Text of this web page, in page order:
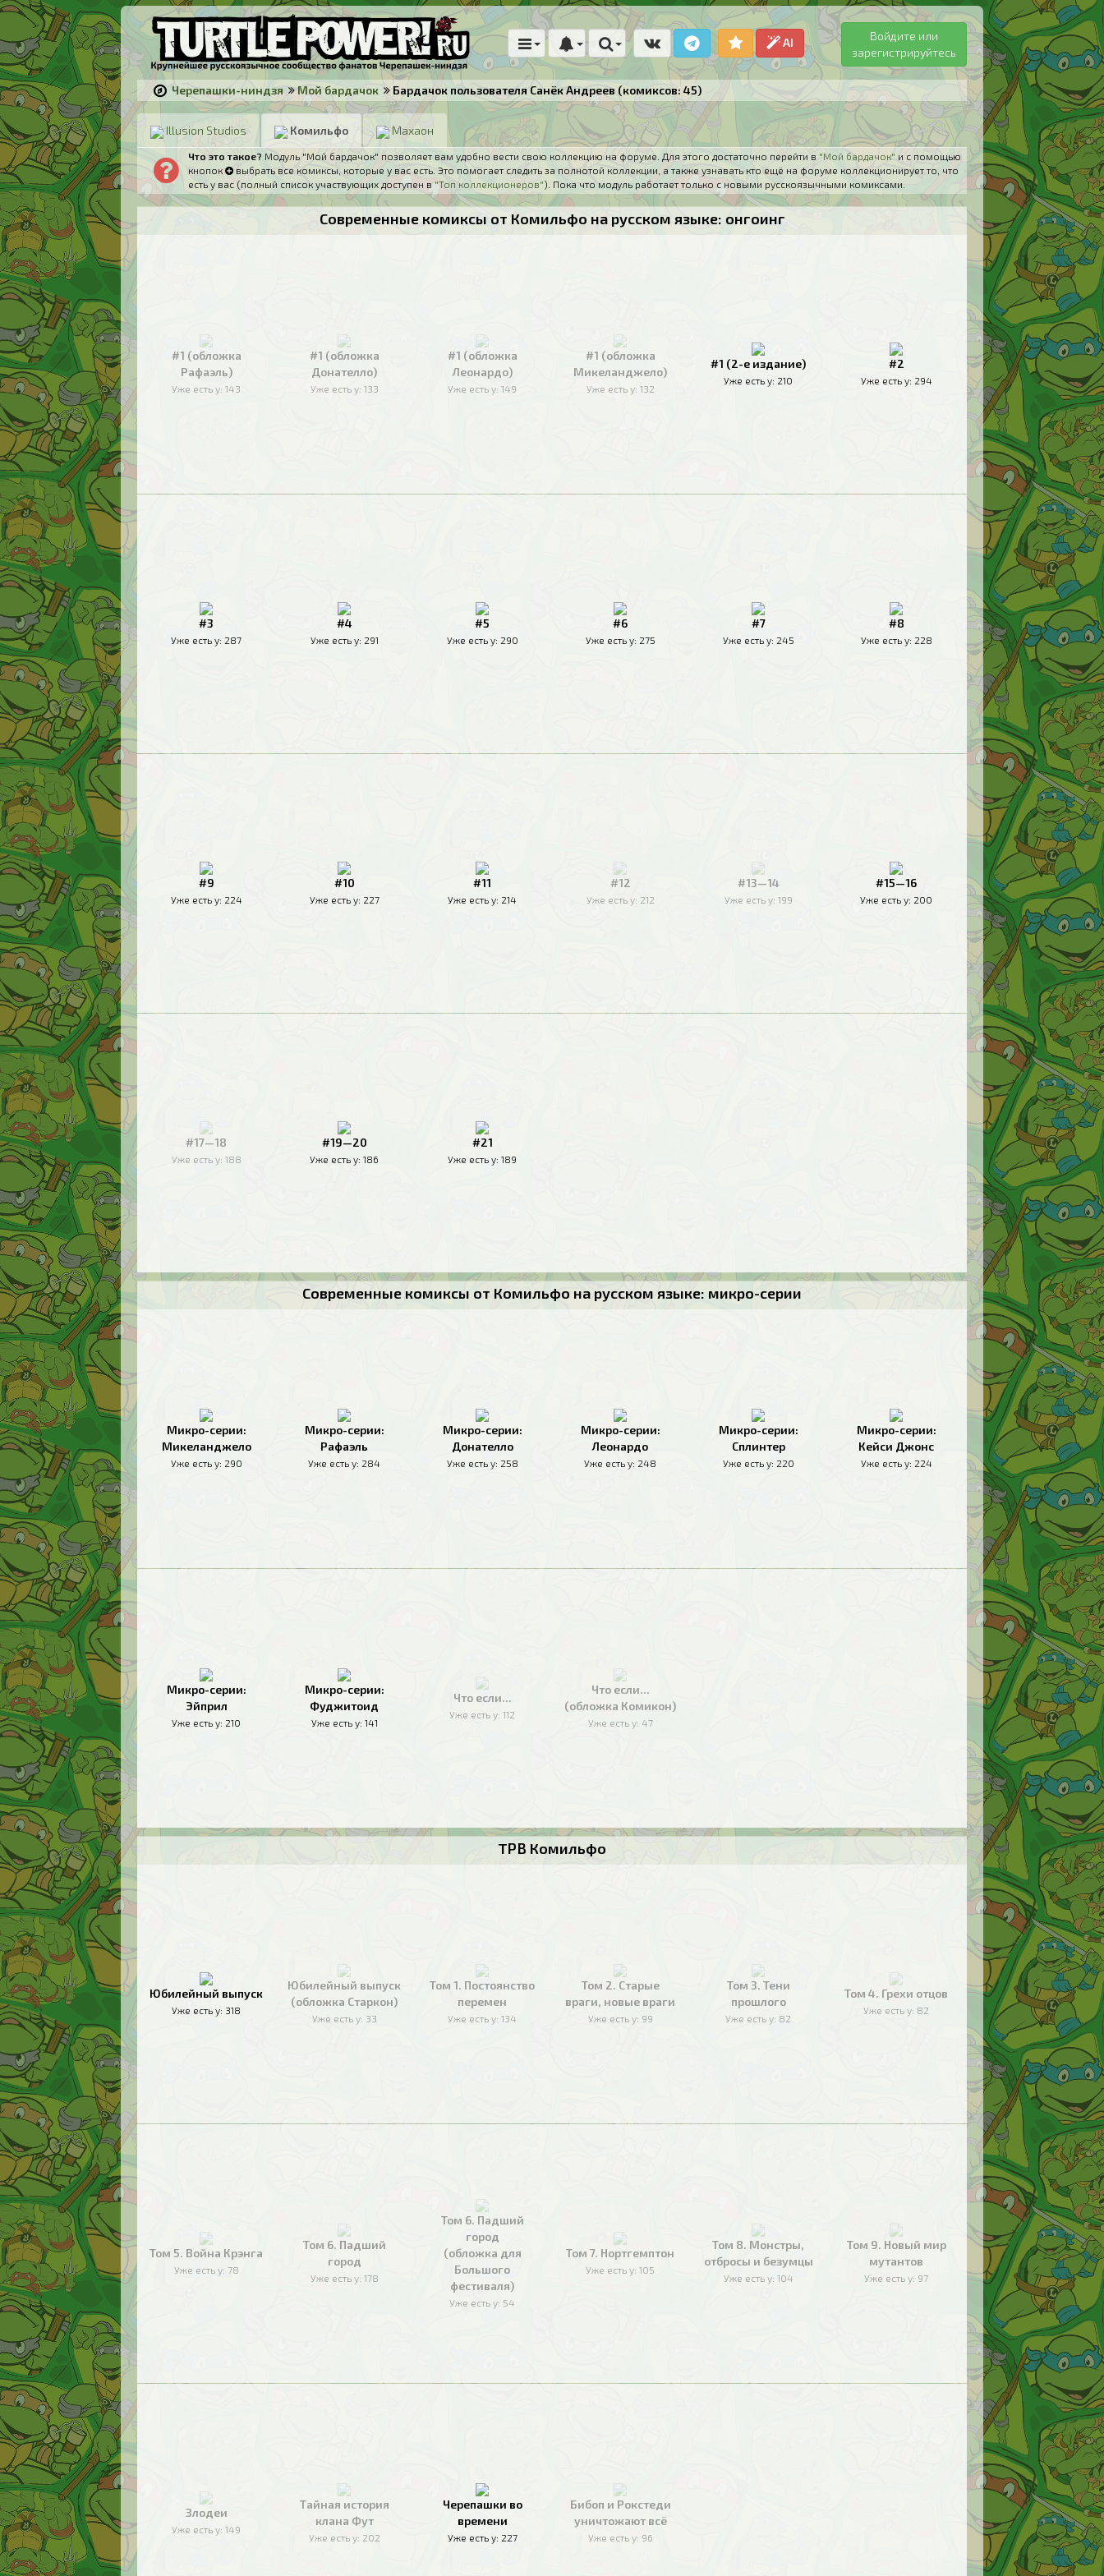
AI
Войдите или
зарегистрируйтесь
Черепашки-ниндзя Мой бардачок Бардачок пользователя Санёк Андреев (комиксов: 45)
Illusion Studios Комильфо Махаон
Что это такое? Модуль "Мой бардачок" позволяет вам удобно вести свою коллекцию на форуме. Для этого достаточно перейти в "Мой бардачок" и с помощью
кнопок
выбрать все комиксы, которые у вас есть. Это помогает следить за полнотой коллекции, а также узнавать кто ещё на форуме коллекционирует то, что
есть у вас (полный список участвующих доступен в "Топ коллекционеров"). Пока что модуль работает только с новыми русскоязычными комиксами.
Современные комиксы от Комильфо на русском языке: онгоинг
#1 (обложка
Рафаэль)
Уже есть у: 143
#1 (обложка
Донателло)
Уже есть у: 133
#1 (обложка
Леонардо)
Уже есть у: 149
#1 (обложка
Микеланджело)
Уже есть у: 132
#1 (2-е издание)
Уже есть у: 210
#2
Уже есть у: 294
#3
Уже есть у: 287
#4
Уже есть у: 291
#5
Уже есть у: 290
#6
Уже есть у: 275
#7
Уже есть у: 245
#8
Уже есть у: 228
#9
Уже есть у: 224
#10
Уже есть у: 227
#11
Уже есть у: 214
#12
Уже есть у: 212
#13—14
Уже есть у: 199
#15—16
Уже есть у: 200
#17—18
Уже есть у: 188
#19—20
Уже есть у: 186
#21
Уже есть у: 189
Современные комиксы от Комильфо на русском языке: микро-серии
Микро-серии:
Микеланджело
Уже есть у: 290
Микро-серии:
Рафаэль
Уже есть у: 284
Микро-серии:
Донателло
Уже есть у: 258
Микро-серии:
Леонардо
Уже есть у: 248
Микро-серии:
Сплинтер
Уже есть у: 220
Микро-серии:
Кейси Джонс
Уже есть у: 224
Микро-серии:
Эйприл
Уже есть у: 210
Микро-серии:
Фуджитоид
Уже есть у: 141
Что если...
Уже есть у: 112
Что если...
(обложка Комикон)
Уже есть у: 47
TPB Комильфо
Юбилейный выпуск
Уже есть у: 318
Юбилейный выпуск
(обложка Старкон)
Уже есть у: 33
Том 1. Постоянство
перемен
Уже есть у: 134
Том 2. Старые
враги, новые враги
Уже есть у: 99
Том 3. Тени
прошлого
Уже есть у: 82
Том 4. Грехи отцов
Уже есть у: 82
Том 5. Война Крэнга
Уже есть у: 78
Том 6. Падший
город
Уже есть у: 178
Том 6. Падший
город
(обложка для
Большого
фестиваля)
Уже есть у: 54
Том 7. Нортгемптон
Уже есть у: 105
Том 8. Монстры,
отбросы и безумцы
Уже есть у: 104
Том 9. Новый мир
мутантов
Уже есть у: 97
Злодеи
Уже есть у: 149
Тайная история
клана Фут
Уже есть у: 202
Черепашки во
времени
Уже есть у: 227
Бибоп и Рокстеди
уничтожают всё
Уже есть у: 96